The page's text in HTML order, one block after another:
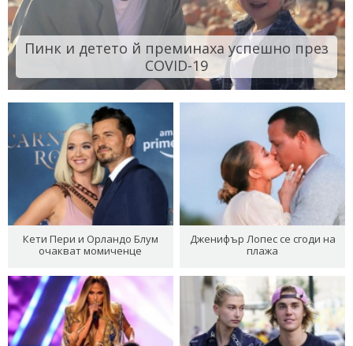
Пинк и детето й преминаха успешно през
COVID-19
Кети Пери и Орландо Блум
очакват момиченце
Дженифър Лопес се сгоди на
плажа